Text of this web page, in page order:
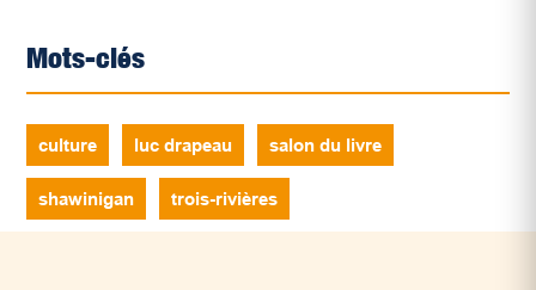
Mots-clés
culture luc drapeau salon du livre
shawinigan trois-rivières